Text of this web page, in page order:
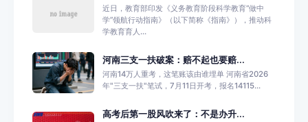
近日，教育部印发《义务教育阶段科学教育“做中
学”领航行动指南》（以下简称《指南》），推动科
学教育育人...
河南三支一扶破案：赔不起也要赔...
河南14万人重考，这笔账该由谁埋单 河南省2026
年"三支一扶"笔试，7月11日开考，报名14115...
高考后第一股风吹来了：不是办升...